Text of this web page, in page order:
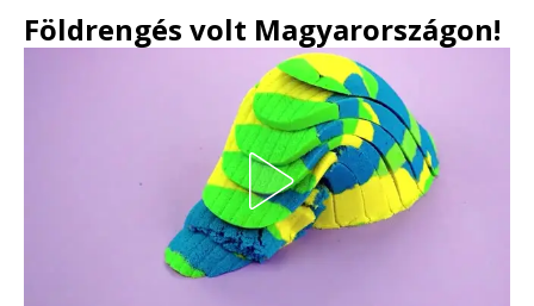
Földrengés volt Magyarországon!